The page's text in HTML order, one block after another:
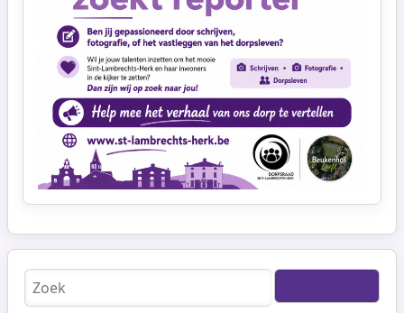
Zoeken